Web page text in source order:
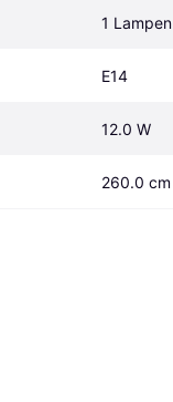
1 Lampen
E14
12.0 W
260.0 cm